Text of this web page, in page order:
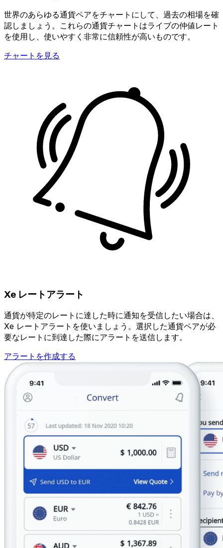
世界のあらゆる通貨ペアをチャートにして、過去の相場を確
認しましょう。これらの通貨チャートはライブの仲値レート
を使用し、使いやすく非常に信頼性が高いものです。
チャートを見る
Xe レートアラート
通貨が特定のレートに達した時に通知を受信したい場合は、
Xe レートアラートを使いましょう。選択した通貨ペアが必
要なレートに到達した際にアラートを送信します。
アラートを作成する